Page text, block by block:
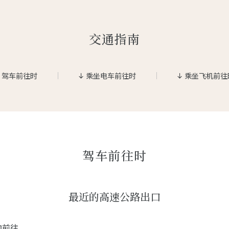
交通指南
驾车前往时 乘坐电车前往时 乘坐飞机前
驾车前往时
最近的高速公路出口